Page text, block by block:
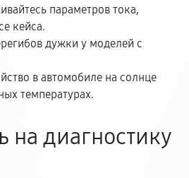
параметров тока,
кейса.
дужки у моделей с
в автомобиле на солнце
температурах.
на диагностику